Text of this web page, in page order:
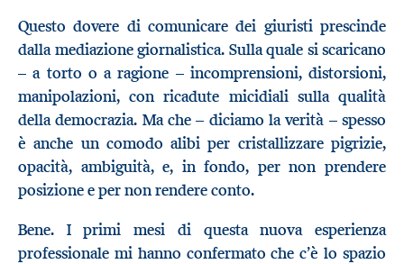
Questo dovere di comunicare dei giuristi prescinde
dalla mediazione giornalistica. Sulla quale si scaricano
– a torto o a ragione – incomprensioni, distorsioni,
manipolazioni, con ricadute micidiali sulla qualità
della democrazia. Ma che – diciamo la verità – spesso
è anche un comodo alibi per cristallizzare pigrizie,
opacità, ambiguità, e, in fondo, per non prendere
posizione e per non rendere conto.
Bene. I primi mesi di questa nuova esperienza
professionale mi hanno confermato che c’è lo spazio